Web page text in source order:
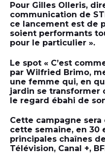
Pour Gilles Olleris,
communication de
ce lancement est de
soient performants
pour le particulier ».
Le spot « C’est
par Wilfried Brimo,
une femme qui, en
jardin se transformer
le regard ébahi de
Cette campagne
cette semaine, en 30
principales chaînes
Télévision, Canal +,